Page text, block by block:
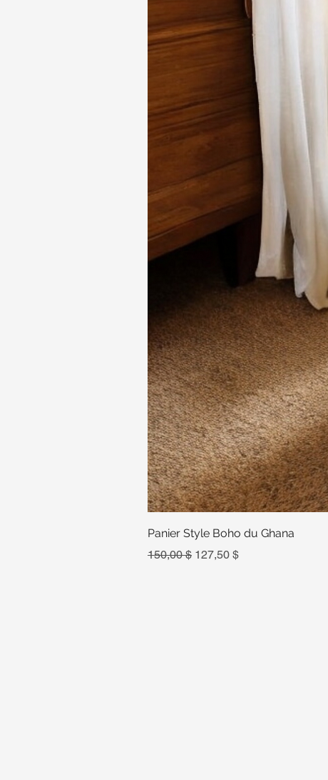
Panier Style Boho du Ghana
Prix original
150,00 $ Prix promotionnel
127,50 $